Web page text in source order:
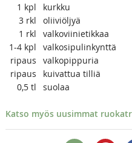
1 kpl
kurkku
3 rkl
oliiviöljyä
1 rkl
valkoviinietikkaa
1-4 kpl
valkosipulinkynttä
ripaus
valkopippuria
ripaus
kuivattua tilliä
0,5 tl suolaa
Katso myös uusimmat